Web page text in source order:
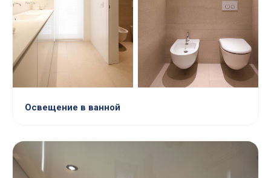
Освещение в ванной